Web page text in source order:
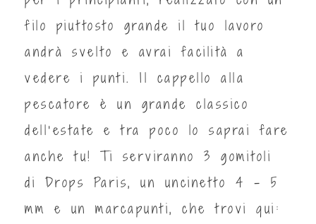
filo piuttosto grande il tuo lavoro
andrà svelto e avrai facilità a
vedere i punti. Il cappello alla
pescatore è un grande classico
dell'estate e tra poco lo saprai fare
anche tu! Ti serviranno 3 gomitoli
di Drops Paris, un uncinetto 4 - 5
mm e un marcapunti, che trovi qui: